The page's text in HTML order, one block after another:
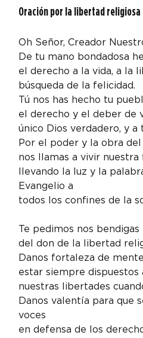
Oración por la libertad religiosa
Oh Señor, Creador
De tu mano bondadosa
el derecho a la vida, a la
búsqueda de la felicidad.
Tú nos has hecho tu
el derecho y el deber de
único Dios verdadero, y a
Por el poder y la obra
nos llamas a vivir
llevando la luz y la
Evangelio a
todos los confines de la
Te pedimos nos
del don de la libertad
Danos fortaleza de
estar siempre dispuestos
nuestras libertades
Danos valentía para que
voces
en defensa de los